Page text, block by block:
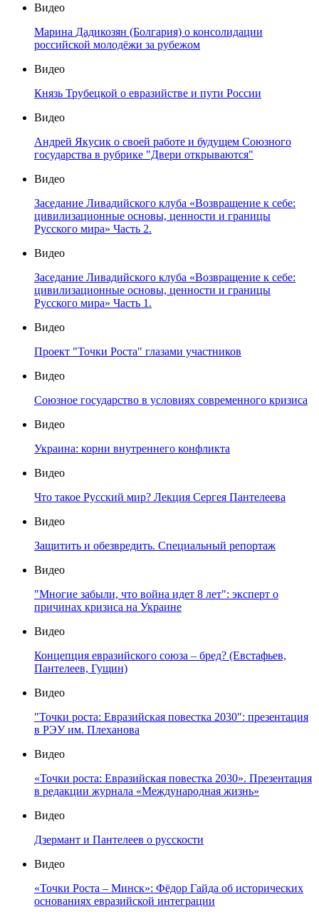
Видео
Марина Дадикозян (Болгария) о консолидации
российской молодёжи за рубежом
Видео
Князь Трубецкой о евразийстве и пути России
Видео
Андрей Якусик о своей работе и будущем Союзного
государства в рубрике "Двери открываются"
Видео
Заседание Ливадийского клуба «Возвращение к себе:
цивилизационные основы, ценности и границы
Русского мира» Часть 2.
Видео
Заседание Ливадийского клуба «Возвращение к себе:
цивилизационные основы, ценности и границы
Русского мира» Часть 1.
Видео
Проект "Точки Роста" глазами участников
Видео
Союзное государство в условиях современного кризиса
Видео
Украина: корни внутреннего конфликта
Видео
Что такое Русский мир? Лекция Сергея Пантелеева
Видео
Защитить и обезвредить. Специальный репортаж
Видео
"Многие забыли, что война идет 8 лет": эксперт о
причинах кризиса на Украине
Видео
Концепция евразийского союза – бред? (Евстафьев,
Пантелеев, Гущин)
Видео
"Точки роста: Евразийская повестка 2030": презентация
в РЭУ им. Плеханова
Видео
«Точки роста: Евразийская повестка 2030». Презентация
в редакции журнала «Международная жизнь»
Видео
Дзермант и Пантелеев о русскости
Видео
«Точки Роста – Минск»: Фёдор Гайда об исторических
основаниях евразийской интеграции